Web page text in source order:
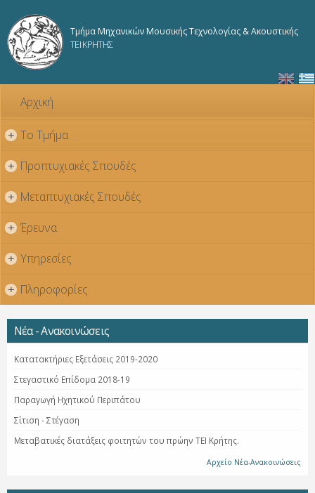
κυρίως
Τμήμα Μηχανικών Μουσικής Τεχνολογίας & Ακουστικής
ΤΕΙ ΚΡΗΤΗΣ
Αρχική
+ Το Τμήμα
+ Προπτυχιακές Σπουδές
+ Μεταπτυχιακές Σπουδές
+ Έρευνα
+ Υπηρεσίες
+ Πληροφορίες
Νέα - Ανακοινώσεις
Κατατακτήριες Εξετάσεις 2019-2020
Στεγαστικό Επίδομα 2018-19
Παραγωγή Ηχητικού Περιπάτου
Σίτιση - Στέγαση
Μεταβατικές διατάξεις φοιτητών του πρώην ΤΕΙ Κρήτης.
Αρχείο Νέα-Ανακοινώσεις